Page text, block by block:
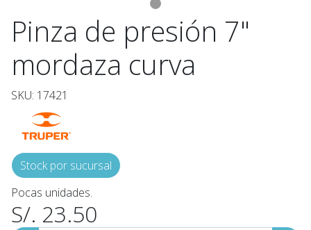
Pinza de presión 7"
mordaza curva
SKU: 17421
Stock por sucursal
Pocas unidades.
S/. 23.50